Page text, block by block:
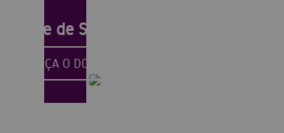
de Saint Ser
CONHEÇA O DOMAINE